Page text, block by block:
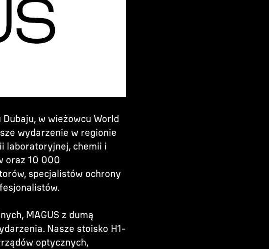
w wieżowcu World
wydarzenie w regionie
laboratoryjnej, chemii i
oraz 10 000
specjalistów ochrony
MAGUS z dumą
Nasze stoisko H1-
optycznych,